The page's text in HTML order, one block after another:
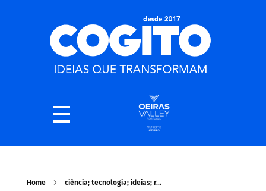
Home ciência; tecnologia; ideias; r...